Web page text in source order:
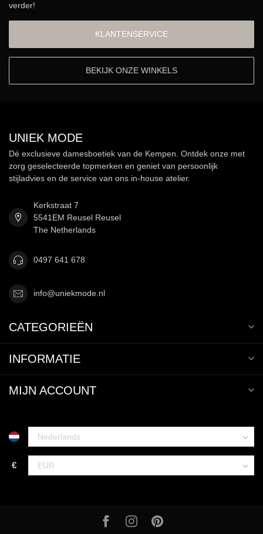
verder!
KLANTENSERVICE
BEKIJK ONZE WINKELS
UNIEK MODE
Dé exclusieve damesboetiek van de Kempen. Ontdek onze met
zorg geselecteerde topmerken en geniet van persoonlijk
stijladvies en de service van ons in-house atelier.
Kerkstraat 7
5541EM Reusel Reusel
The Netherlands
0497 641 678
info@uniekmode.nl
CATEGORIEËN
INFORMATIE
MIJN ACCOUNT
€